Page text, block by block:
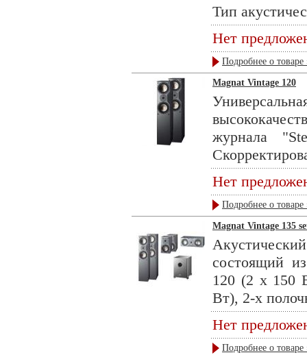
Тип
Нет
Подробнее о товаре
Magnat Vintage 120
журнала
Нет
Подробнее о товаре
Magnat Vintage 135
состоящий
120 (2 х 150
Вт), 2-х
Нет
Подробнее о товаре